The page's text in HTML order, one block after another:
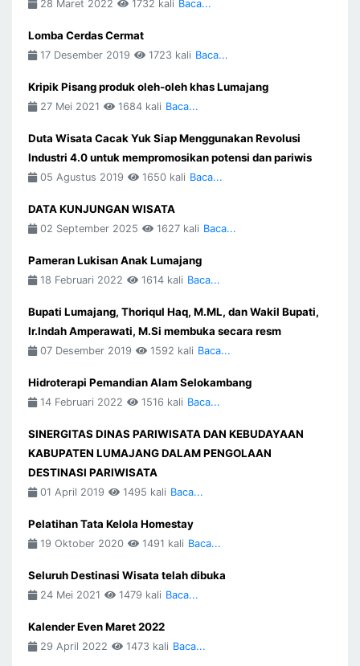
28 Maret 2022 1732 kali Baca...
Lomba Cerdas Cermat
17 Desember 2019 1723 kali Baca...
Kripik Pisang produk oleh-oleh khas Lumajang
27 Mei 2021 1684 kali Baca...
Duta Wisata Cacak Yuk Siap Menggunakan Revolusi
Industri 4.0 untuk mempromosikan potensi dan pariwis
05 Agustus 2019 1650 kali Baca...
DATA KUNJUNGAN WISATA
02 September 2025 1627 kali Baca...
Pameran Lukisan Anak Lumajang
18 Februari 2022 1614 kali Baca...
Bupati Lumajang, Thoriqul Haq, M.ML, dan Wakil Bupati,
Ir.Indah Amperawati, M.Si membuka secara resm
07 Desember 2019 1592 kali Baca...
Hidroterapi Pemandian Alam Selokambang
14 Februari 2022 1516 kali Baca...
SINERGITAS DINAS PARIWISATA DAN KEBUDAYAAN
KABUPATEN LUMAJANG DALAM PENGOLAAN
DESTINASI PARIWISATA
01 April 2019 1495 kali Baca...
Pelatihan Tata Kelola Homestay
19 Oktober 2020 1491 kali Baca...
Seluruh Destinasi Wisata telah dibuka
24 Mei 2021 1479 kali Baca...
Kalender Even Maret 2022
29 April 2022 1473 kali Baca...